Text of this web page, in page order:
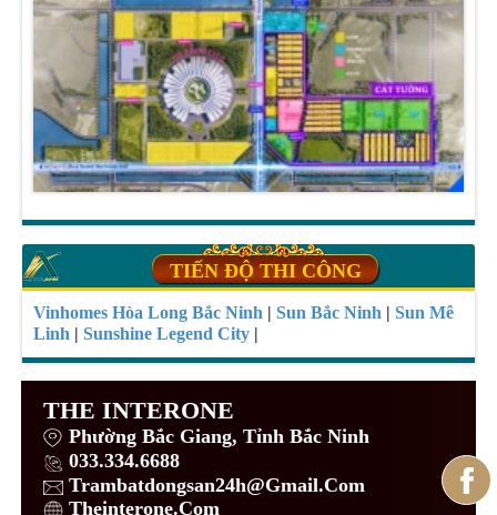
TIẾN ĐỘ THI CÔNG
Vinhomes Hòa Long Bắc Ninh |Sun Bắc Ninh |Sun Mê
Linh |Sunshine Legend City |
THE INTERONE
Phường Bắc Giang, Tỉnh Bắc Ninh
033.334.6688
Trambatdongsan24h@Gmail.Com
Theinterone.Com